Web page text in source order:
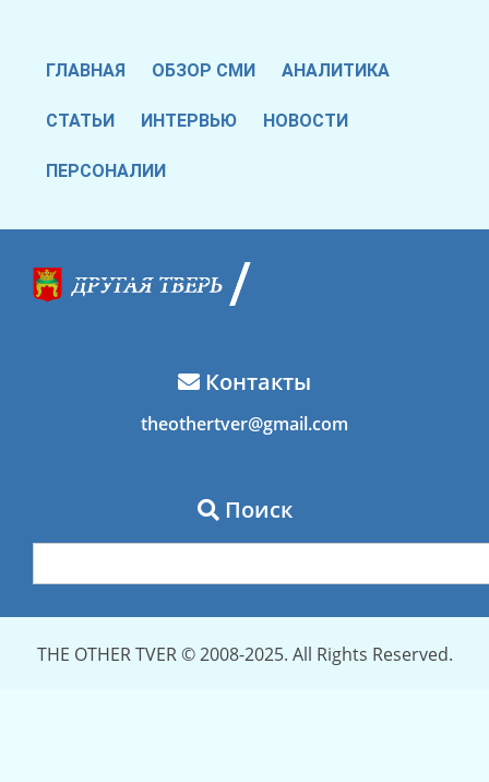
ГЛАВНАЯ ОБЗОР СМИ АНАЛИТИКА
СТАТЬИ ИНТЕРВЬЮ НОВОСТИ
ПЕРСОНАЛИИ
Контакты
theothertver@gmail.com
Поиск
THE OTHER TVER © 2008-2025. All Rights Reserved.